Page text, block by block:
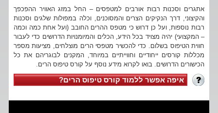
אתגרים וסכנות רבות אורבים למטפסים – החל במזג האוויר ההפכפך
והקיצוני, דרך הנקיקים הצרים והמסוכנים, וכלה במפולות שלגים וסכנות
רבות נוספות, ועל כן דרוש כי מטפס ההרים החובב (ועל אחת כמה וכמה
– המקצועי) יהיה מצויד בכל הידע, הכלים והמיומנויות הדרושים כדי לעבור
חווית הטיפוס בשלום. כדי להכשיר מטפסי הרים מוצלחים, מציעות מספר
מכללות קורסים ייחודיים וחווייתיים במיוחד, המקנים לבוגריהם את כל
הכישורים הדרושים. בואו לקרוא מידע נוסף על קורס טיפוס הרים.
איפה אפשר ללמוד קורס טיפוס הרים?